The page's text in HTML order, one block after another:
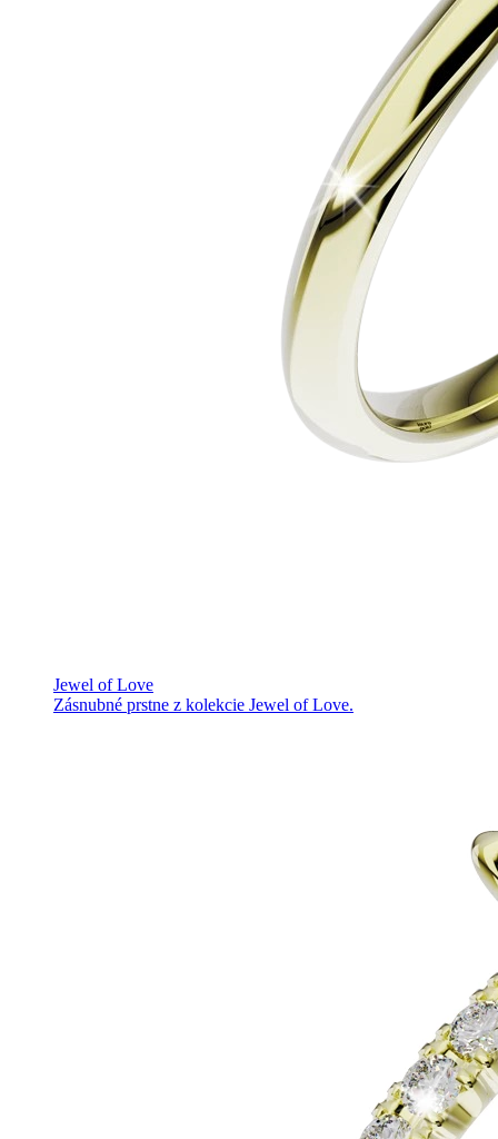
Jewel of Love
Zásnubné prstne z kolekcie Jewel of Love.